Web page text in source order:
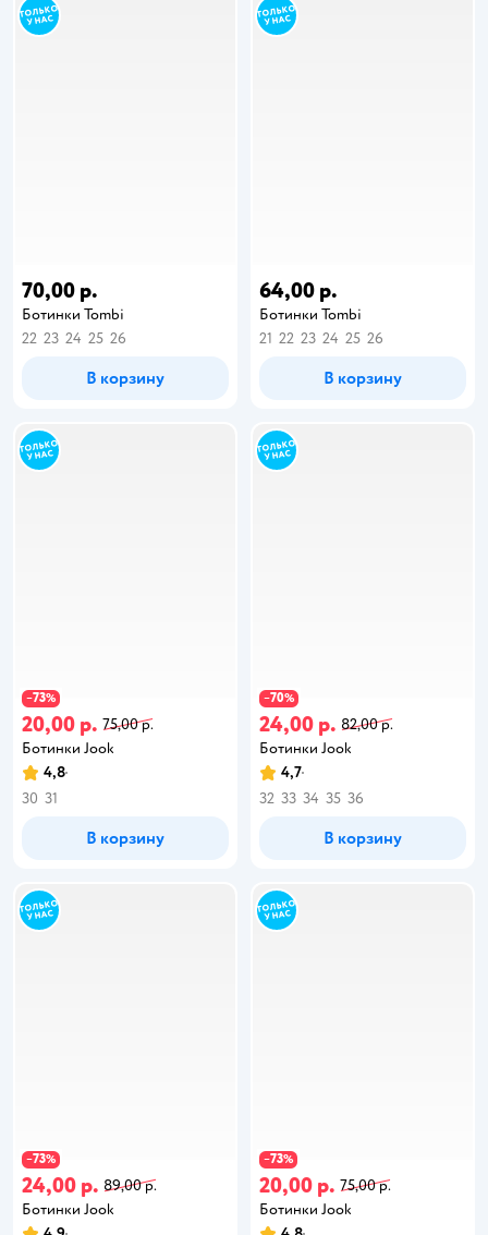
70,00 р.
Ботинки Tombi
22 23 24 25 26
В корзину
64,00 р.
Ботинки Tombi
21 22 23 24 25 26
В корзину
−73%
20,00 р. 75,00 р.
Ботинки Jook
4,8
30 31
В корзину
−70%
24,00 р. 82,00 р.
Ботинки Jook
4,7
32 33 34 35 36
В корзину
−73%
24,00 р. 89,00 р.
Ботинки Jook
−73%
20,00 р. 75,00 р.
Ботинки Jook